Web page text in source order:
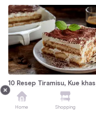
10 Resep Tiramisu, Kue khas
Italia dengan Rasa Kopi
Home Shopping